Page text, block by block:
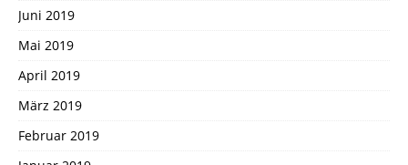
Juni 2019
Mai 2019
April 2019
März 2019
Februar 2019